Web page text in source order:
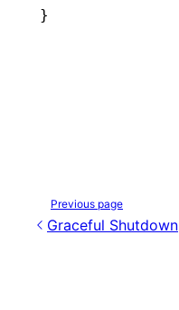
}
Previous page
Graceful Shutdown